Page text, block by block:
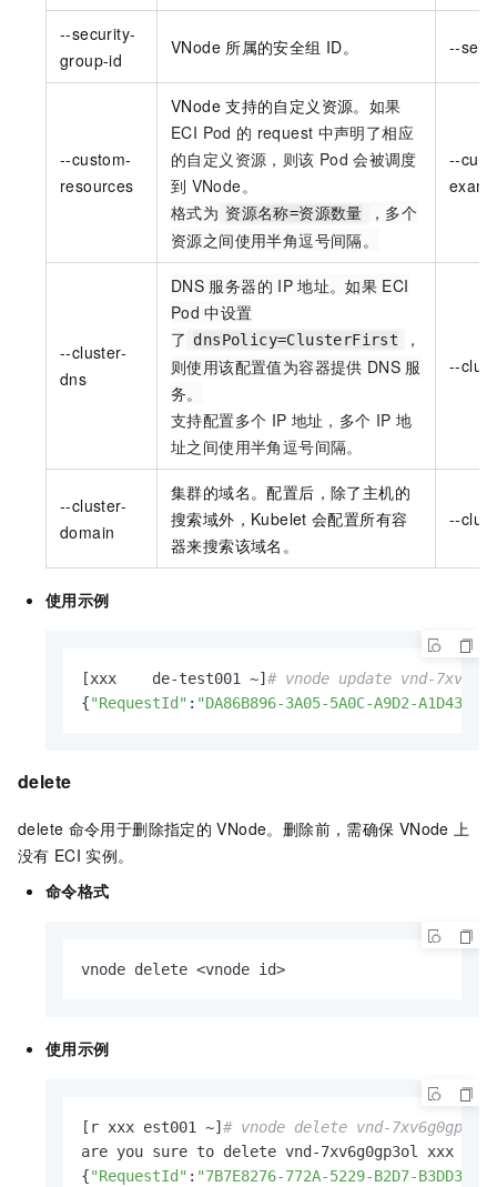
--security-
group-id
VNode 所属的安全组 ID。 --
--custom-
resources
VNode 支持的自定义资源。 如果
ECI Pod 的 request 中声明了相应
的自定义资源，则该 Pod 会被调度
到 VNode。
格式为 资源名称=资源数量
，多个
资源之间使用半角逗号间隔。
--
--cluster-
dns
DNS 服务器的 IP 地址。如果 ECI
Pod 中设置
了 dnsPolicy=ClusterFirst
，
则使用该配置值为容器提供 DNS 服
务。
支持配置多个 IP 地址，多个 IP 地
址之间使用半角逗号间隔。
--
--cluster-
domain
集群的域名。配置后，除了主机的
搜索域外，Kubelet 会配置所有容
器来搜索该域名。
--
使用示例
[xxx    de-test001 ~] # vnode update vnd-
{"RequestId" : "DA86B896-3A05-5A0C-A9D2-
delete
delete 命令用于删除指定的 VNode。删除前，需确保 VNode 上
没有 ECI 实例。
命令格式
vnode delete <vnode id>
使用示例
[r xxx est001 ~]# vnode delete vnd-7xv6g0gp3o
are you sure to delete vnd-7xv6g0gp3ol xxx d
{"RequestId" : "7B7E8276-772A-5229-B2D7-